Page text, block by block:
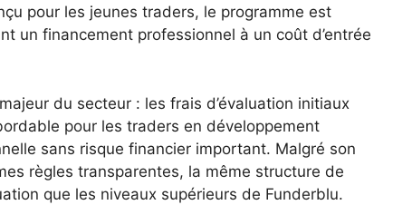
pour les jeunes traders, le programme est
un financement professionnel à un coût d’entrée
du secteur : les frais d’évaluation initiaux
pour les traders en développement
sans risque financier important. Malgré son
règles transparentes, la même structure de
que les niveaux supérieurs de Funderblu.